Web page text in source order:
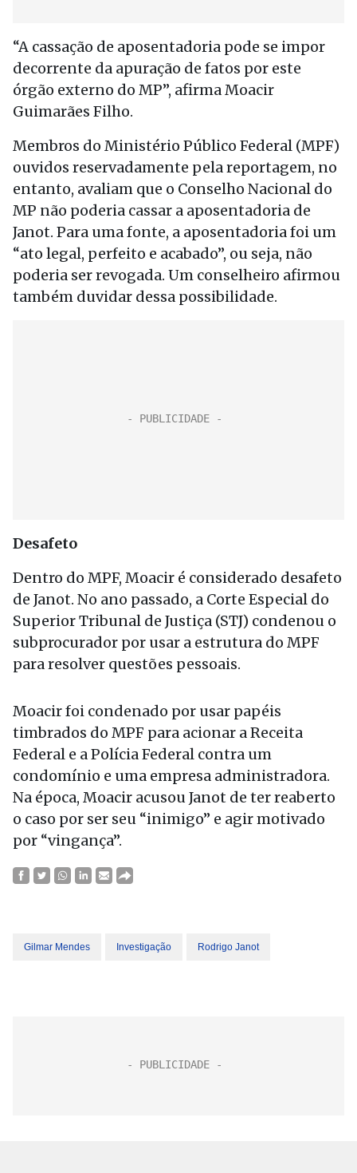
“A cassação de aposentadoria pode se impor
decorrente da apuração de fatos por este
órgão externo do MP”, afirma Moacir
Guimarães Filho.
Membros do Ministério Público Federal (MPF)
ouvidos reservadamente pela reportagem, no
entanto, avaliam que o Conselho Nacional do
MP não poderia cassar a aposentadoria de
Janot. Para uma fonte, a aposentadoria foi um
“ato legal, perfeito e acabado”, ou seja, não
poderia ser revogada. Um conselheiro afirmou
também duvidar dessa possibilidade.
Desafeto
Dentro do MPF, Moacir é considerado desafeto
de Janot. No ano passado, a Corte Especial do
Superior Tribunal de Justiça (STJ) condenou o
subprocurador por usar a estrutura do MPF
para resolver questões pessoais.
Moacir foi condenado por usar papéis
timbrados do MPF para acionar a Receita
Federal e a Polícia Federal contra um
condomínio e uma empresa administradora.
Na época, Moacir acusou Janot de ter reaberto
o caso por ser seu “inimigo” e agir motivado
por “vingança”.
Gilmar Mendes Investigação Rodrigo Janot